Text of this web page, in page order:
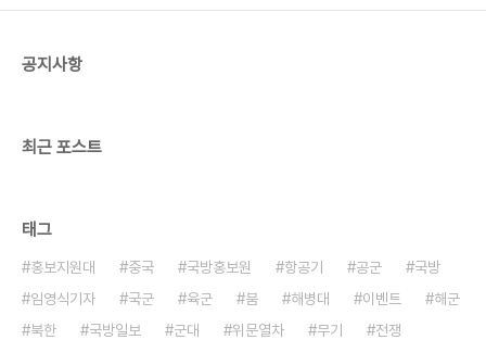
공지사항
최근 포스트
태그
홍보지원대 중국 국방홍보원 항공기 공군
국방
임영식기자
국군 육군 붐 해병대 이벤트
해군
북한
국방일보 군대 위문열차 무기
전쟁